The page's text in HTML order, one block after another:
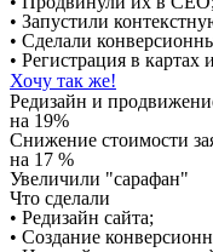
• Запустили
• Сделали
• Регистрация в картах
Хочу так же!
Редизайн и
на 19%
Снижение стоимости
на 17 %
Увеличили "сарафан"
Что сделали
• Редизайн сайта;
• Создание